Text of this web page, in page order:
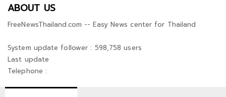
ABOUT US
FreeNewsThailand.com -- Easy News center for Thailand
System update follower : 598,758 users
Last update
Telephone :